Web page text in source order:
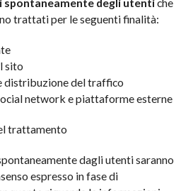
trattati per le seguenti finalità:
sito
distribuzione del traffico
network e piattaforme esterne
trattamento
dagli utenti saranno
espresso in fase di